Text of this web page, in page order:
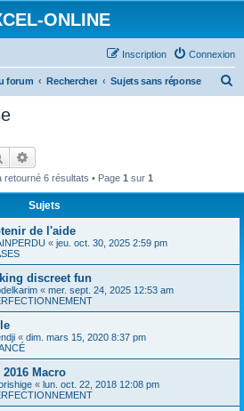
ONLINE
Connexion
Inscription
forum Rechercher Sujets sans réponse
Rechercher
retourné 6 résultats • Page 1 sur 1
Sujets
de l'aide
« jeu. oct. 30, 2025 2:59 pm
discreet fun
« mer. sept. 24, 2025 12:53 am
« dim. mars 15, 2020 8:37 pm
Macro
« lun. oct. 22, 2018 12:08 pm